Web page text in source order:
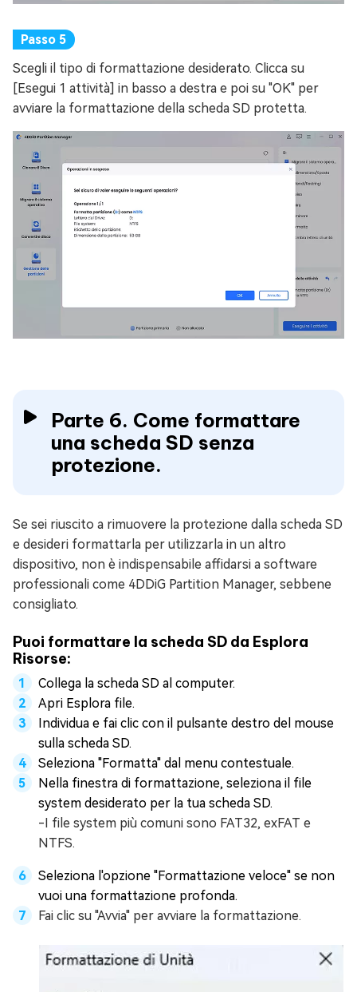
Scegli il tipo di formattazione desiderato. Clicca su
[Esegui 1 attività] in basso a destra e poi su "OK" per
avviare la formattazione della scheda SD protetta.
Parte 6. Come formattare
una scheda SD senza
protezione.
Se sei riuscito a rimuovere la protezione dalla scheda SD
e desideri formattarla per utilizzarla in un altro
dispositivo, non è indispensabile affidarsi a software
professionali come 4DDiG Partition Manager, sebbene
consigliato.
Puoi formattare la scheda SD da Esplora
Risorse:
Collega la scheda SD al computer.
Apri Esplora file.
Individua e fai clic con il pulsante destro del mouse
sulla scheda SD.
Seleziona "Formatta" dal menu contestuale.
Nella finestra di formattazione, seleziona il file
system desiderato per la tua scheda SD.
-I file system più comuni sono FAT32, exFAT e
NTFS.
Seleziona l'opzione "Formattazione veloce" se non
vuoi una formattazione profonda.
Fai clic su "Avvia" per avviare la formattazione.